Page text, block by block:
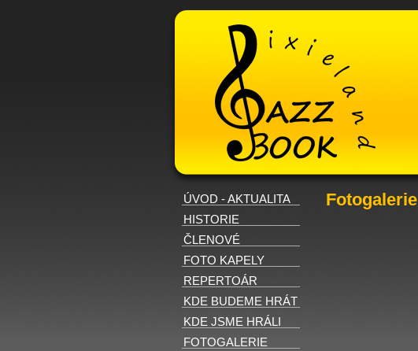
ÚVOD - AKTUALITA
HISTORIE
ČLENOVÉ
FOTO KAPELY
REPERTOÁR
KDE BUDEME HRÁT
KDE JSME HRÁLI
FOTOGALERIE
Fotogalerie